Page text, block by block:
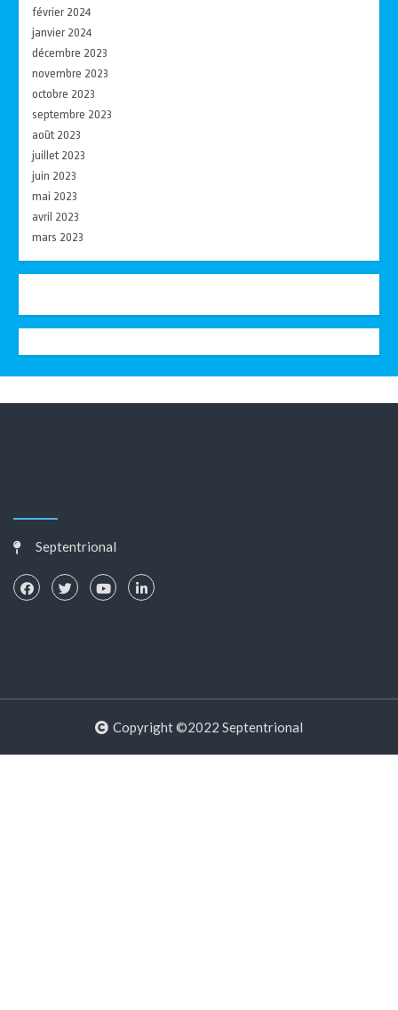
février 2024
janvier 2024
décembre 2023
novembre 2023
octobre 2023
septembre 2023
août 2023
juillet 2023
juin 2023
mai 2023
avril 2023
mars 2023
Septentrional
Copyright ©2022 Septentrional